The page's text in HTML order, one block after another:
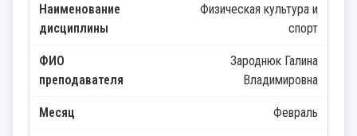
Физическая культура и
спорт
Зароднюк Галина
Владимировна
Февраль